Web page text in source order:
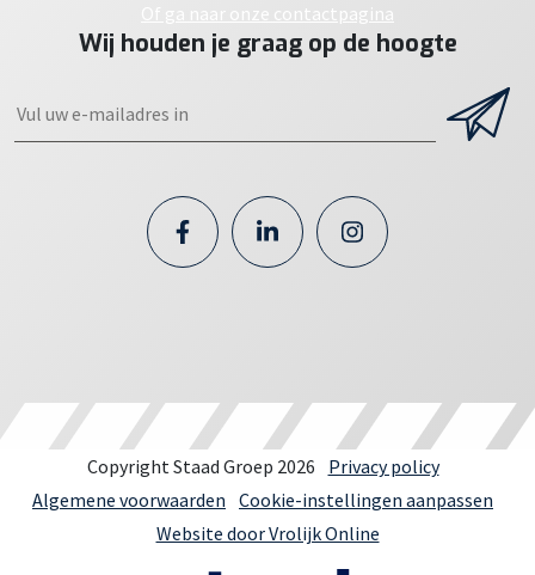
Of ga naar onze contactpagina
Wij houden je graag op de hoogte
Copyright Staad Groep 2026
Privacy policy
Algemene voorwaarden Cookie-instellingen aanpassen
Website door Vrolijk Online